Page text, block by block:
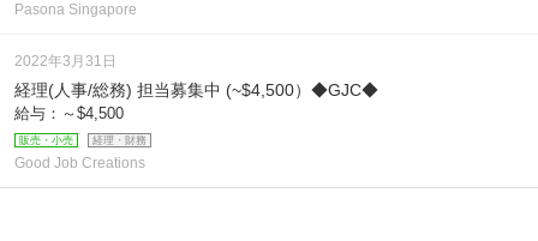
Pasona Singapore
経理(人事/総務) 担当募集中 (~$4,500）◆GJC◆
給与：～$4,500
販売・小売 経理・財務
2022年3月31日
Good Job Creations